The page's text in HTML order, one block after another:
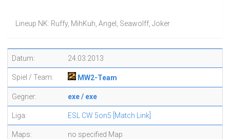
Lineup NK: Ruffy, MihKuh, Angel, Seawolff, Joker
Datum: 24.03.2013
Spiel / Team: MW2-Team
Gegner: exe / exe
Liga: ESL CW 5on5 [Match Link]
Maps: no specified Map